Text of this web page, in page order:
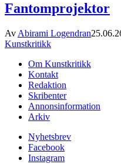
Fantomprojektor
Av Abirami Logendran
Kunstkritikk
Om Kunstkritikk
Kontakt
Redaktion
Skribenter
Annonsinformation
Arkiv
Nyhetsbrev
Facebook
Instagram